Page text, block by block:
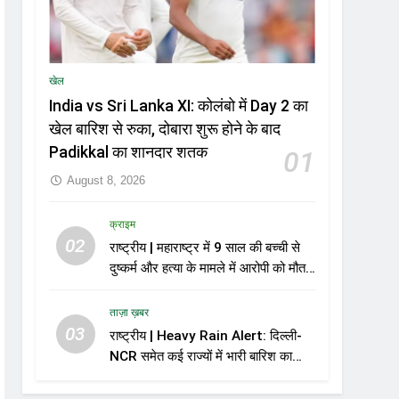
खेल
India vs Sri Lanka XI: कोलंबो में Day 2 का
खेल बारिश से रुका, दोबारा शुरू होने के बाद
Padikkal का शानदार शतक
01
August 8, 2026
02
क्राइम
राष्ट्रीय | महाराष्ट्र में 9 साल की बच्ची से
दुष्कर्म और हत्या के मामले में आरोपी को मौत
03
ताज़ा ख़बर
राष्ट्रीय | Heavy Rain Alert: दिल्ली-
NCR समेत कई राज्यों में भारी बारिश का